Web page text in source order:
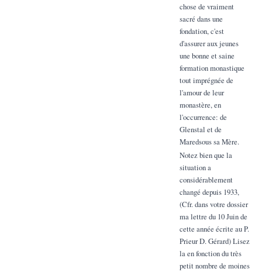
chose de vraiment
sacré dans une
fondation, c'est
d'assurer aux jeunes
une bonne et saine
formation monastique
tout imprégnée de
l'amour de leur
monastère, en
l'occurrence: de
Glenstal et de
Maredsous sa Mère.
Notez bien que la
situation a
considérablement
changé depuis 1933,
(Cfr. dans votre dossier
ma lettre du 10 Juin de
cette année écrite au P.
Prieur D. Gérard) Lisez
la en fonction du très
petit nombre de moines